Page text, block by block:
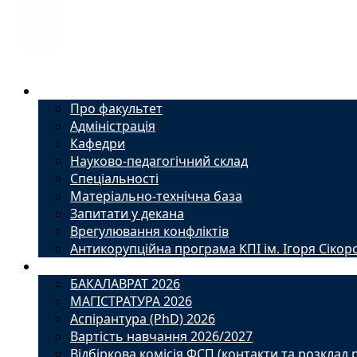
Про факультет
Адміністрація
Кафедри
Науково-педагогічний склад
Спеціальності
Матеріально-технічна база
Запитати у декана
Врегулювання конфліктів
Антикорупційна програма КПІ ім. Ігоря
БАКАЛАВРАТ 2026
МАГІСТРАТУРА 2026
Аспірантура (PhD) 2026
Вартість навчання 2026/2027